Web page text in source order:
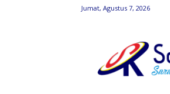
Jumat, Agustus 7, 2026